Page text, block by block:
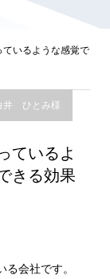
いるような感覚で
井 ひとみ様
ているよ
きる効果
会社です。